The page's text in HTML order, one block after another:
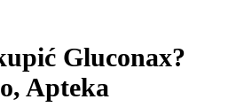
Gluconax?
Apteka